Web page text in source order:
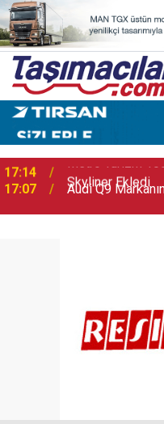
17:07 Audi Q9